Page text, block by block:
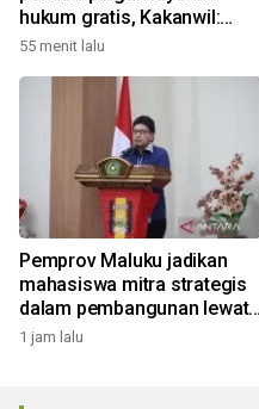
hukum gratis, Kakanwil:
Pencatatan Hak Cipta Musik
55 menit lalu
Pemprov Maluku jadikan
mahasiswa mitra strategis
dalam pembangunan lewat
gagasan konstruktif
1 jam lalu